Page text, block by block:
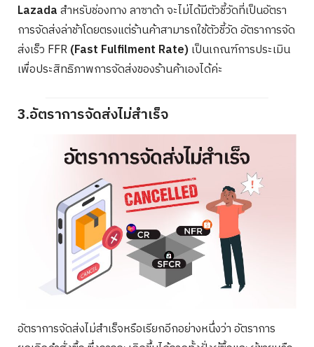
Lazadaสำหรับช่องทาง ลาซาด้า จะไม่ได้มีตัวชี้วัดที่เป็นอัตรา
การจัดส่งล่าช้าโดยตรงแต่ร้านค้าสามารถใช้ตัวชี้วัด อัตราการจัด
ส่งเร็ว FFR(Fast Fulfilment Rate)เป็นเกณฑ์การประเมิน
เพื่อประสิทธิภาพการจัดส่งของร้านค้าเองได้ค่ะ
3.อัตราการจัดส่งไม่สำเร็จ
อัตราการจัดส่งไม่สำเร็จหรือเรียกอีกอย่างหนึ่งว่า อัตราการ